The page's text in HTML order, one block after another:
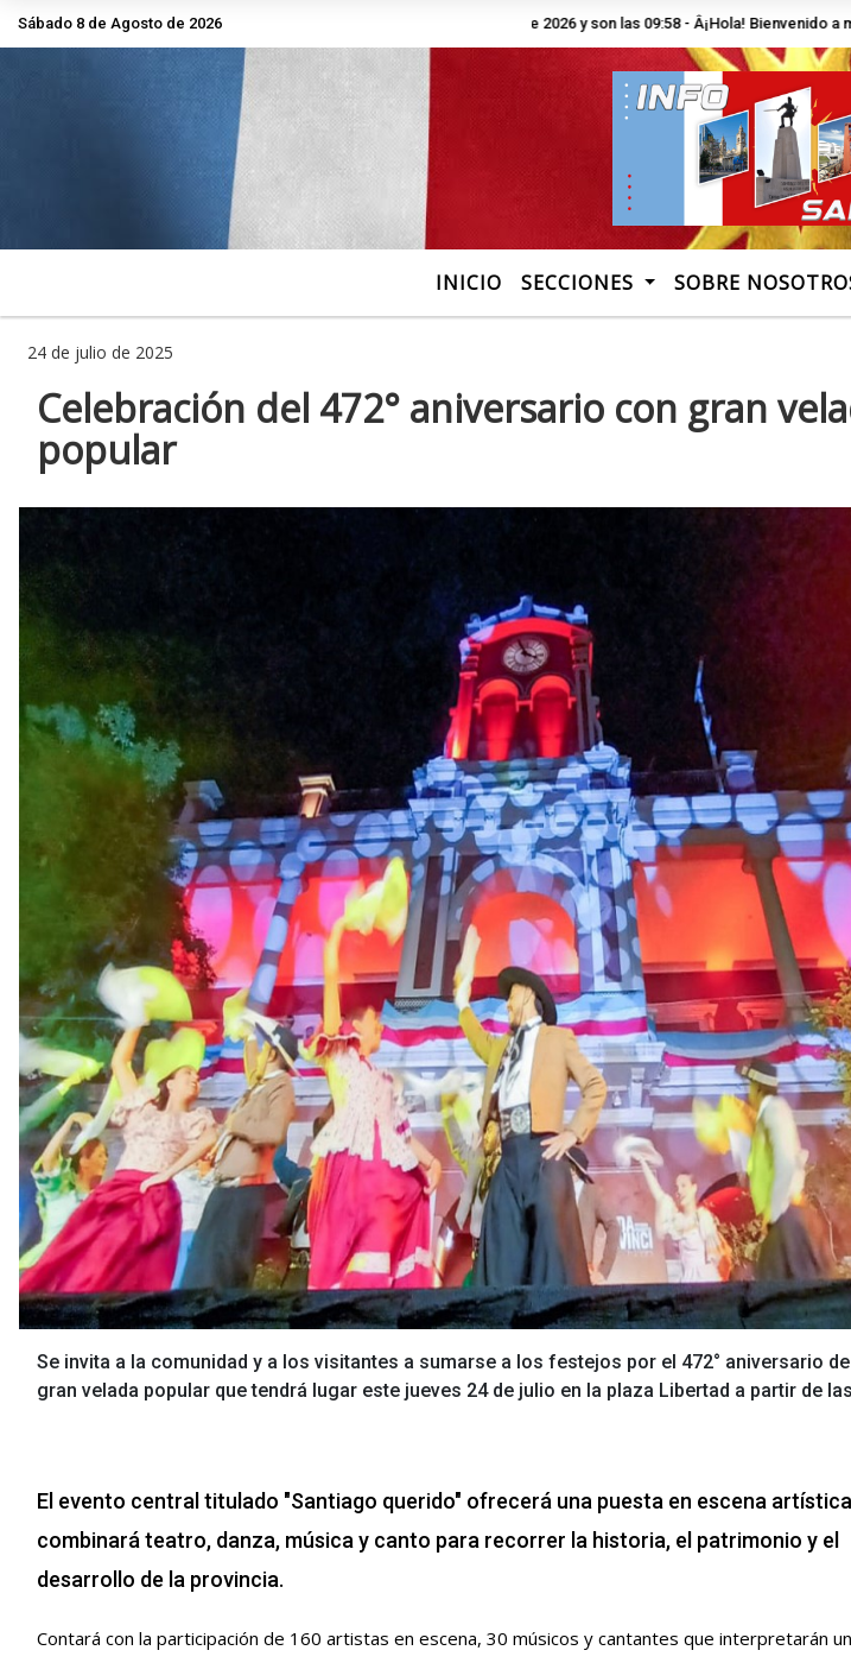
Sábado 8 de Agosto de 2026 Hoy es Sábado 8 de Agosto de 2026 y son las 09:58 - Â¡Hola! Bienvenido a mi
INICIO SECCIONES SOBRE
24 de julio de 2025
Celebración del 472° aniversario con gran
popular
Se invita a la comunidad y a los visitantes a sumarse a los festejos por el 472° aniversario
gran velada popular que tendrá lugar este jueves 24 de julio en la plaza Libertad a partir de
El evento central titulado "Santiago querido" ofrecerá una puesta en escena
combinará teatro, danza, música y canto para recorrer la historia, el patrimonio y el
desarrollo de la provincia.
Contará con la participación de 160 artistas en escena, 30 músicos y cantantes que interpretarán un